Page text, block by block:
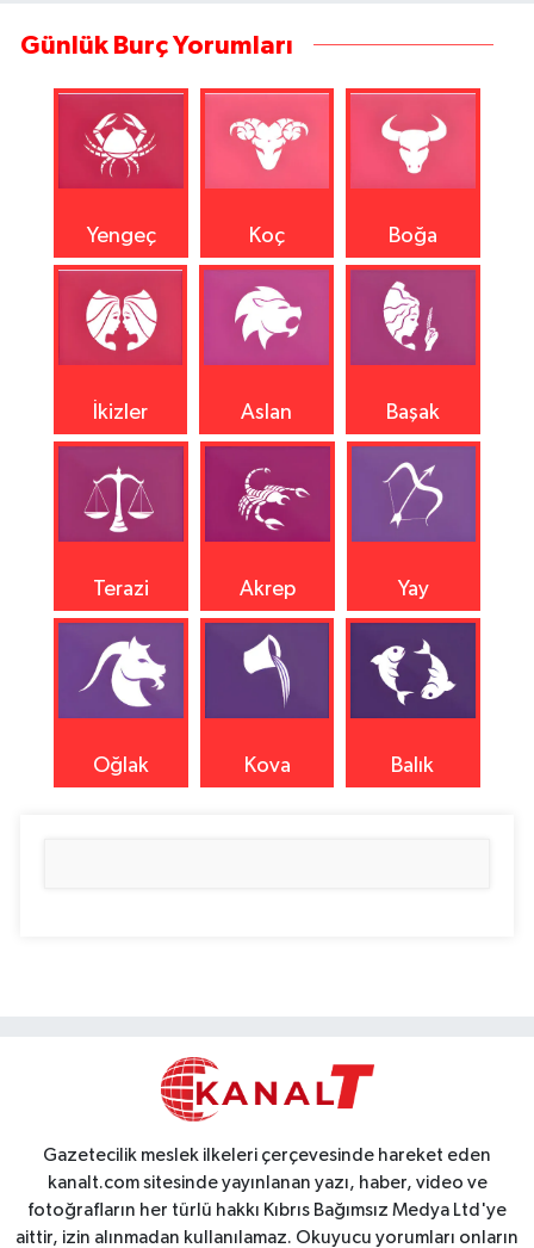
Günlük Burç Yorumları
Yengeç Koç Boğa
İkizler Aslan Başak
Terazi Akrep Yay
Oğlak Kova Balık
Gazetecilik meslek ilkeleri çerçevesinde hareket eden
kanalt.com sitesinde yayınlanan yazı, haber, video ve
fotoğrafların her türlü hakkı Kıbrıs Bağımsız Medya Ltd'ye
aittir, izin alınmadan kullanılamaz. Okuyucu yorumları onların